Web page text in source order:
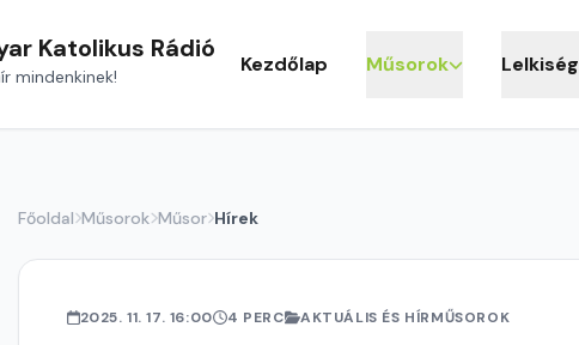
Katolikus Rádió
mindenkinek! Kezdőlap Műsorok Lelkiség
Főoldal Műsorok Műsor Hírek
2025. 11. 17. 16:00 4 PERC AKTUÁLIS ÉS HÍRMŰSOROK